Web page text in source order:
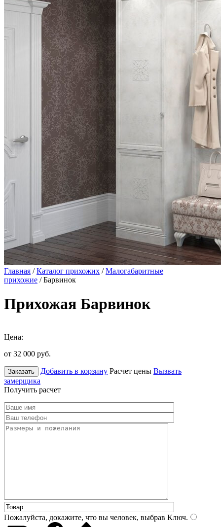
Главная /Каталог прихожих /Малогабаритные
прихожие / Барвинок
Прихожая Барвинок
Цена:
от 32 000 руб.
Заказать Добавить в корзину Расчет цены Вызвать
замерщика
Получить расчет
Пожалуйста, докажите, что вы человек, выбрав Ключ.